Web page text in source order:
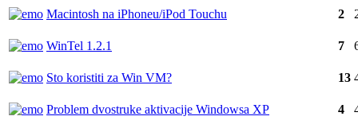
Macintosh na iPhoneu/iPod Touchu 2
WinTel 1.2.1 7
Sto koristiti za Win VM? 13
Problem dvostruke aktivacije Windowsa XP 4